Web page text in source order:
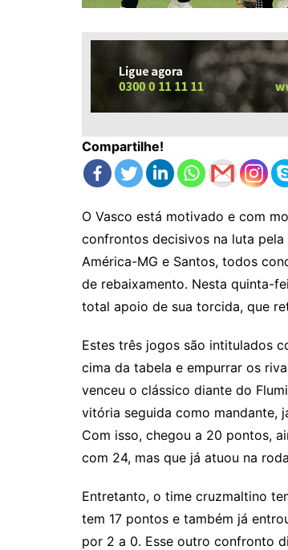
Compartilhe!
O Vasco está motivado e com
confrontos decisivos na luta
América-MG e Santos, todos
de rebaixamento. Nesta quinta-
total apoio de sua torcida, que
Estes três jogos são intitulados
cima da tabela e empurrar os
venceu o clássico diante do
vitória seguida como mandante,
Com isso, chegou a 20 pontos,
com 24, mas que já atuou na
Entretanto, o time cruzmaltino
tem 17 pontos e também já
por 2 a 0. Esse outro confronto